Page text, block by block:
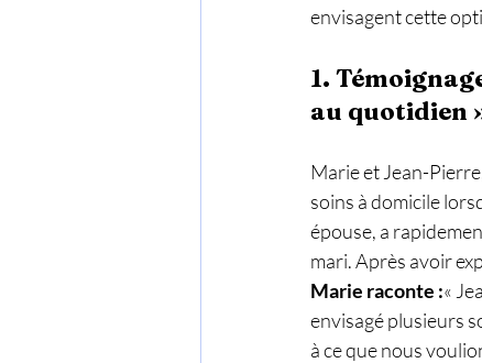
envisagent cette
1.
au quotidien
Marie et Jean-
soins à domicile
épouse, a
mari. Après avoir
Marie raconte :«
envisagé plusieurs
à ce que nous